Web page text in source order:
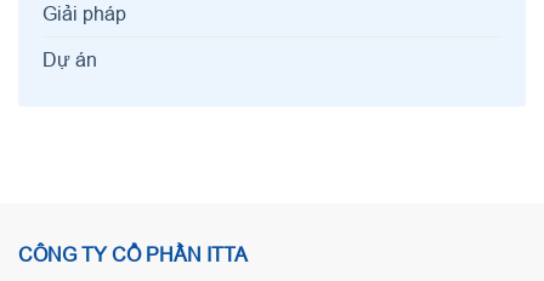
Giải pháp
Dự án
CÔNG TY CỔ PHẦN ITTA